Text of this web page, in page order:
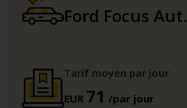
Ford Focus Aut.
Tarif moyen par jour
EUR 71 /par jour